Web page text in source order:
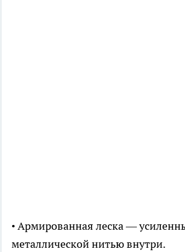
• Армированная леска —
металлической нитью внутри.